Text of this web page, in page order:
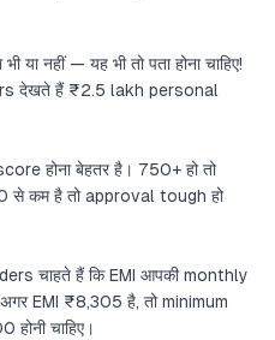
या नहीं — यह भी तो पता होना चाहिए!
देखते हैं ₹2.5 lakh personal
होना बेहतर है। 750+ हो तो
से कम है तो approval tough हो
चाहते हैं कि EMI आपकी monthly
EMI ₹8,305 है, तो minimum
चाहिए।